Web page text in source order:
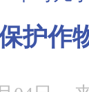
护作